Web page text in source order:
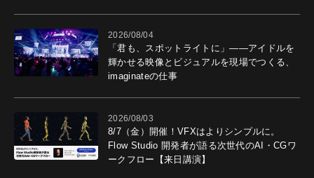
2026/08/04
「君も、スポットライトに」――アイドルを
輝かせる映像とビジュアルを現場でつくる、
imaginateの仕事
2026/08/03
8/7（金）開催！VFXはよりシンプルに。
Flow Studio 開発者が語る次世代のAI・CGワ
ークフロー【来日講演】